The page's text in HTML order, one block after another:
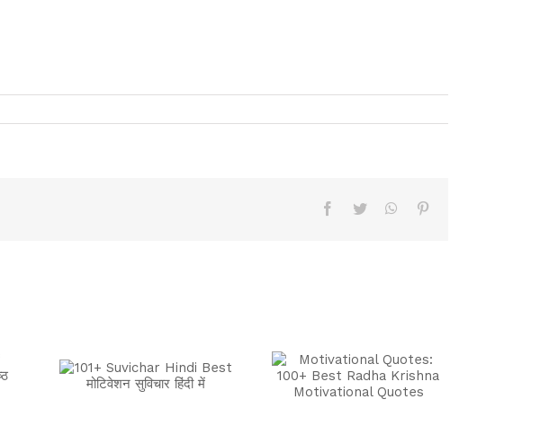
Facebook
Twitter WhatsApp